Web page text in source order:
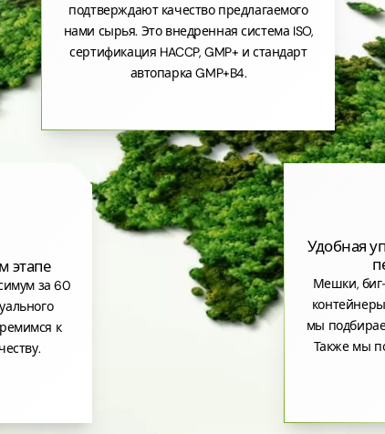
подтверждают качество предлагаемого
нами сырья. Это внедренная система ISO,
сертификация HACCP, GMP+ и стандарт
автопарка GMP+B4.
этапе
за 60
к
Удобная
Мешки,
мы
Также мы